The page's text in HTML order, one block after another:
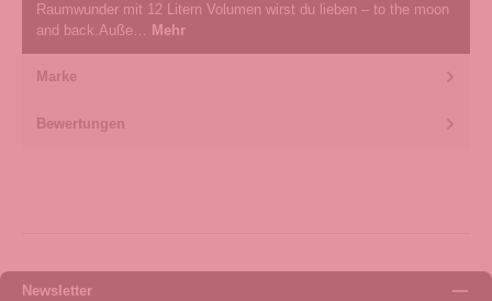
Raumwunder mit 12 Litern Volumen wirst du lieben – to the moon
and back.Auße… Mehr
Marke
Bewertungen
Newsletter